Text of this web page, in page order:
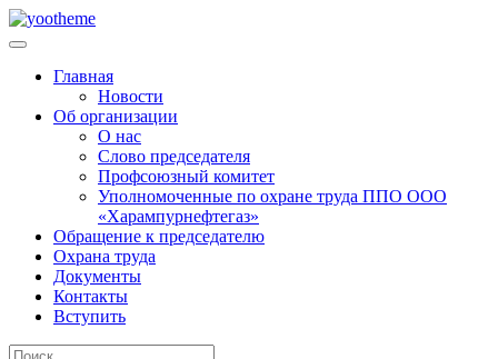
Главная
Новости
Об организации
О нас
Слово председателя
Профсоюзный комитет
Уполномоченные по охране труда ППО ООО
«Харампурнефтегаз»
Обращение к председателю
Охрана труда
Документы
Контакты
Вступить